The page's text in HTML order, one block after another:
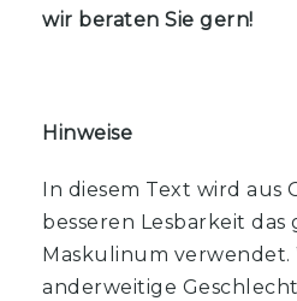
wir beraten Sie gern!
Hinweise
In diesem Text wird aus
besseren Lesbarkeit das
Maskulinum verwendet.
anderweitige